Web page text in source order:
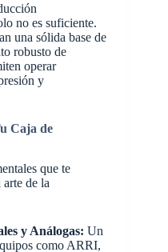
no es suficiente.
una sólida base de
robusto de
operar
y
Caja de
que te
de la
y Análogas: Un
como ARRI,